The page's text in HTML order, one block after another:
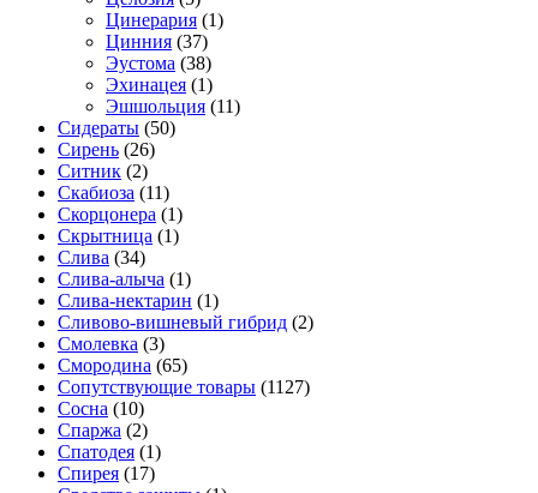
Цинерария (1)
Цинния (37)
Эустома (38)
Эхинацея (1)
Эшшольция (11)
Сидераты (50)
Сирень (26)
Ситник (2)
Скабиоза (11)
Скорцонера (1)
Скрытница (1)
Слива (34)
Слива-алыча (1)
Слива-нектарин (1)
Сливово-вишневый гибрид (2)
Смолевка (3)
Смородина (65)
Сопутствующие товары (1127)
Сосна (10)
Спаржа (2)
Спатодея (1)
Спирея (17)